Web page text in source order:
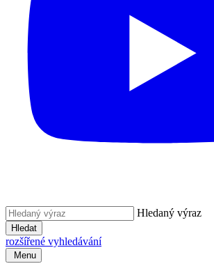
Hledaný výraz
Hledat
rozšířené vyhledávání
Menu